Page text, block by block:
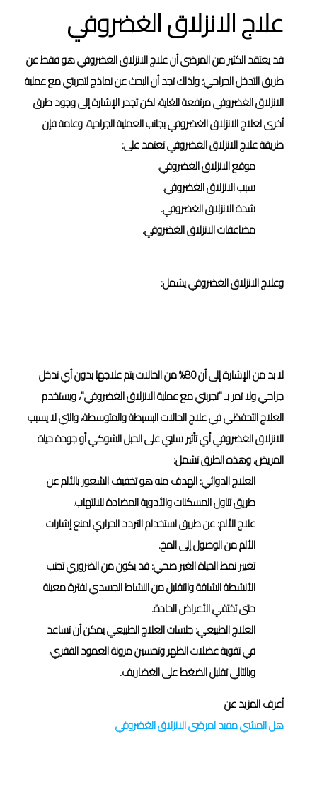
علاج الانزلاق الغضروفي
قد يعتقد الكثير من المرضى أن علاج الانزلاق الغضروفي هو فقط عن
طريق التدخل الجراحي؛ ولذلك تجد أن البحث عن نماذج لتجربتي مع عملية
الانزلاق الغضروفي مرتفعة للغاية، لكن تجدر الإشارة إلى وجود طرق
أخرى لعلاج الانزلاق الغضروفي بجانب العملية الجراحية، وعامة فإن
طريقة علاج الانزلاق الغضروفي تعتمد على:
موقع الانزلاق الغضروفي.
سبب الانزلاق الغضروفي.
شدة الانزلاق الغضروفي.
مضاعفات الانزلاق الغضروفي.
وعلاج الانزلاق الغضروفي يشمل:
لا بد من الإشارة إلى أن 80% من الحالات يتم علاجها بدون أي تدخل
جراحي ولا تمر بـ "تجربتي مع عملية الانزلاق الغضروفي"، ويستخدم
العلاج التحفظي في علاج الحالات البسيطة والمتوسطة، والتي لا يسبب
الانزلاق الغضروفي أي تأثير سلبي على الحبل الشوكي أو جودة حياة
المريض، وهذه الطرق تشمل:
العلاج الدوائي: الهدف منه هو تخفيف الشعور بالألم عن
طريق تناول المسكنات والأدوية المضادة للالتهاب.
علاج الألم: عن طريق استخدام التردد الحراري لمنع إشارات
الألم من الوصول إلى المخ.
تغيير نمط الحياة الغير صحي: قد يكون من الضروري تجنب
الأنشطة الشاقة والتقليل من النشاط الجسدي لفترة معينة
حتى تختفي الأعراض الحادة.
العلاج الطبيعي: جلسات العلاج الطبيعي يمكن أن تساعد
في تقوية عضلات الظهر وتحسين مرونة العمود الفقري،
وبالتالي تقليل الضغط على الغضاريف.
أعرف المزيد عن
هل المشي مفيد لمرضى الانزلاق الغضروفي